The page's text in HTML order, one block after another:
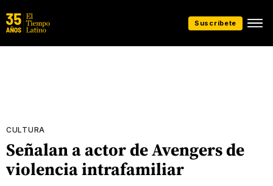
Suscríbete
CULTURA
Señalan a actor de Avengers de
violencia intrafamiliar